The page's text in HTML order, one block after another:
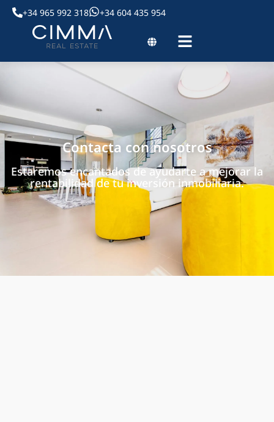
+34 965 992 318 +34 604 435 954
Contacta con nosotros
Estaremos encantados de ayudarte a mejorar la
rentabilidad de tu inversión inmobiliaria.